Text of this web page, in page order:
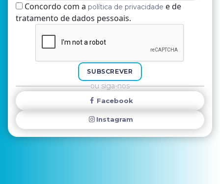
Nome
E-mail
Concordo com a política de privacidade e de
tratamento de dados pessoais.
SUBSCREVER
ou siga-nos
Facebook
Instagram